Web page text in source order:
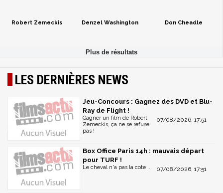
Robert Zemeckis Denzel Washington Don Cheadle
LES DERNIÈRES NEWS
Jeu-Concours : Gagnez des DVD et Blu-
Ray de Flight !
07/08/2026, 17:51
Gagner un film de Robert
Zemeckis, ça ne se refuse
pas !
Box Office Paris 14h : mauvais départ
pour TURF !
07/08/2026, 17:51
Le cheval n'a pas la cote ...